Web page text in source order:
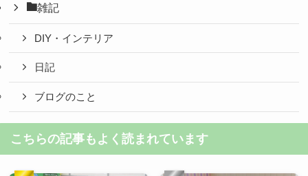
雑記
DIY・インテリア
日記
ブログのこと
こちらの記事もよく読まれています